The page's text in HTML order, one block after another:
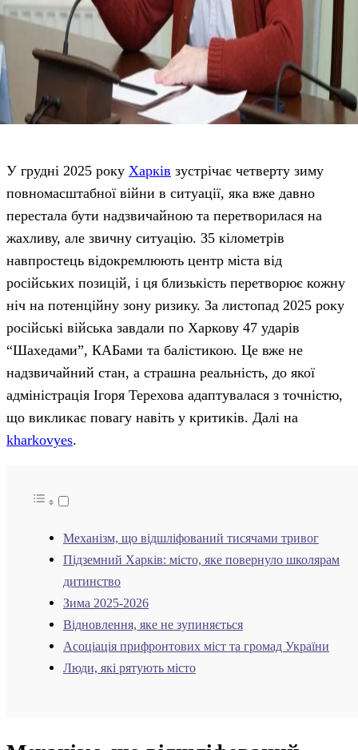
У грудні 2025 року Харків зустрічає четверту зиму
повномасштабної війни в ситуації, яка вже давно
перестала бути надзвичайною та перетворилася на
жахливу, але звичну ситуацію. 35 кілометрів
навпростець відокремлюють центр міста від
російських позицій, і ця близькість перетворює кожну
ніч на потенційну зону ризику. За листопад 2025 року
російські війська завдали по Харкову 47 ударів
“Шахедами”, КАБами та балістикою. Це вже не
надзвичайний стан, а страшна реальність, до якої
адміністрація Ігоря Терехова адаптувалася з точністю,
що викликає повагу навіть у критиків. Далі на
kharkovyes.
Механізм, що відшліфований тисячами тривог
Підземний Харків: місто, яке повернуло школярам
дитинство
Зима 2025-2026
Відновлення, яке не зупиняється
Асоціація прифронтових міст та громад України
Люди, які рятують місто